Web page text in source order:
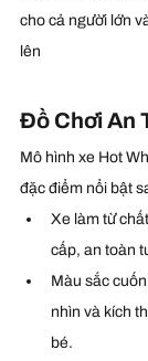
cho cả người lớn
lên
Đồ Chơi An
Mô hình xe Hot
đặc điểm nổi bật
Xe làm từ
cấp, an toàn
Màu sắc
nhìn và kích
bé.